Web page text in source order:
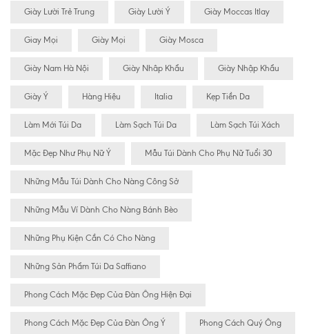
Giày Lười Trẻ Trung Giày Lười Ý Giày Moccas Itlay
Giay Mọi Giày Mọi Giày Mosca
Giày Nam Hà Nội Giày Nhâp Khẩu Giày Nhập Khẩu
Giày Ý Hàng Hiệu Italia Kẹp Tiền Da
Làm Mới Túi Da Làm Sạch Túi Da Làm Sạch Túi Xách
Mặc Đẹp Như Phụ Nữ Ý Mẫu Túi Dành Cho Phụ Nữ Tuổi 30
Những Mẫu Túi Dành Cho Nàng Công Sở
Những Mẫu Ví Dành Cho Nàng Bánh Bèo
Những Phụ Kiện Cần Có Cho Nàng
Những Sản Phẩm Túi Da Saffiano
Phong Cách Mặc Đẹp Của Đàn Ông Hiện Đại
Phong Cách Mặc Đẹp Của Đàn Ông Ý Phong Cách Quý Ông